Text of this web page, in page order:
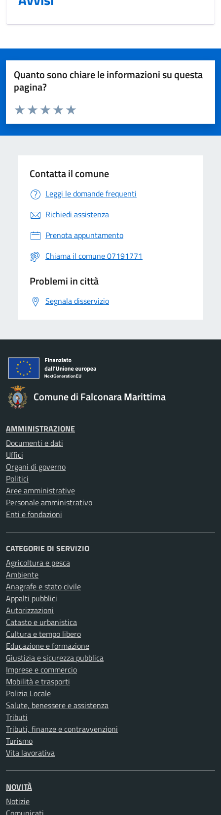
Quanto sono chiare le informazioni su questa
pagina?
Valuta da 1 a 5 stelle la pagina
Valuta 5 stelle su 5
Valuta 4 stelle su 5
Valuta 3 stelle su 5
Valuta 2 stelle su 5
Valuta 1 stelle su 5
Contatta il comune
Leggi le domande frequenti
Richiedi assistenza
Prenota appuntamento
Chiama il comune 07191771
Problemi in città
Segnala disservizio
Comune di Falconara Marittima
AMMINISTRAZIONE
Documenti e dati
Uffici
Organi di governo
Politici
Aree amministrative
Personale amministrativo
Enti e fondazioni
CATEGORIE DI SERVIZIO
Agricoltura e pesca
Ambiente
Anagrafe e stato civile
Appalti pubblici
Autorizzazioni
Catasto e urbanistica
Cultura e tempo libero
Educazione e formazione
Giustizia e sicurezza pubblica
Imprese e commercio
Mobilità e trasporti
Polizia Locale
Salute, benessere e assistenza
Tributi
Tributi, finanze e contravvenzioni
Turismo
Vita lavorativa
NOVITÀ
Notizie